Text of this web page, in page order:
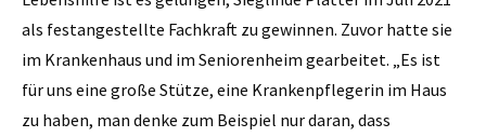
als festangestellte Fachkraft zu gewinnen. Zuvor hatte sie
im Krankenhaus und im Seniorenheim gearbeitet. „Es ist
für uns eine große Stütze, eine Krankenpflegerin im Haus
zu haben, man denke zum Beispiel nur daran, dass